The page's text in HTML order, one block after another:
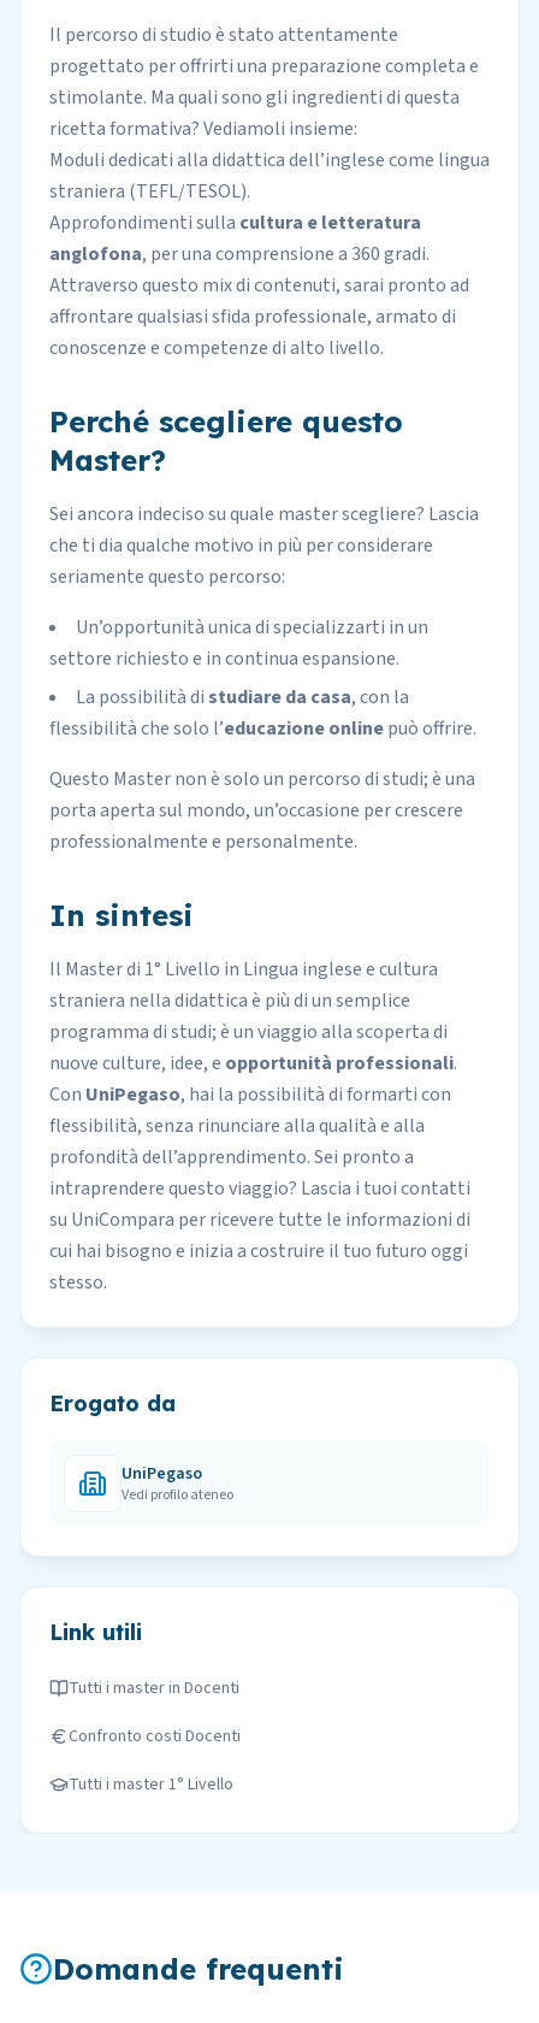
Il percorso di studio è stato attentamente
progettato per offrirti una preparazione completa e
stimolante. Ma quali sono gli ingredienti di questa
ricetta formativa? Vediamoli insieme:
Moduli dedicati alladidattica dell’inglese come lingua
straniera (TEFL/TESOL).
Approfondimenti sulla cultura e letteratura
anglofona, per una comprensione a 360 gradi.
Attraverso questo mix di contenuti, sarai pronto ad
affrontare qualsiasi sfida professionale, armato di
conoscenze e competenze di alto livello.
Perché scegliere questo
Master?
Sei ancora indeciso su quale master scegliere? Lascia
che ti dia qualche motivo in più per considerare
seriamente questo percorso:
Un’opportunità unica di specializzarti in un
settore richiesto e in continua espansione.
La possibilità distudiare da casa, con la
flessibilità che solo l’educazione onlinepuò offrire.
Questo Master non è solo un percorso di studi; è una
porta aperta sul mondo, un’occasione per crescere
professionalmente e personalmente.
In sintesi
Il Master di 1° Livello in Lingua inglese e cultura
straniera nella didattica è più di un semplice
programma di studi; è un viaggio alla scoperta di
nuove culture, idee, e opportunità professionali.
Con UniPegaso, hai la possibilità di formarti con
flessibilità, senza rinunciare alla qualità e alla
profondità dell’apprendimento. Sei pronto a
intraprendere questo viaggio? Lascia i tuoi contatti
su UniCompara per ricevere tutte le informazioni di
cui hai bisogno e inizia a costruire il tuo futuro oggi
stesso.
Erogato da
UniPegaso
Vedi profilo ateneo
Link utili
Tutti i master in Docenti
Confronto costi Docenti
Tutti i master1° Livello
Domande frequenti